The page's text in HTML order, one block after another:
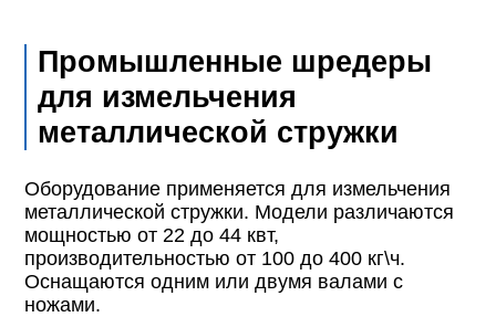
Промышленные шредеры
для измельчения
металлической стружки
Оборудование применяется для измельчения
металлической стружки. Модели различаются
мощностью от 22 до 44 квт,
производительностью от 100 до 400 кг\ч.
Оснащаются одним или двумя валами с
ножами.